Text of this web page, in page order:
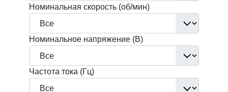
Номинальная скорость (об/мин)
Номинальное напряжение (В)
Частота тока (Гц)